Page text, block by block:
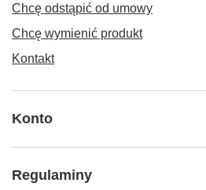
Chcę odstąpić od umowy
Chcę wymienić produkt
Kontakt
Konto
Regulaminy